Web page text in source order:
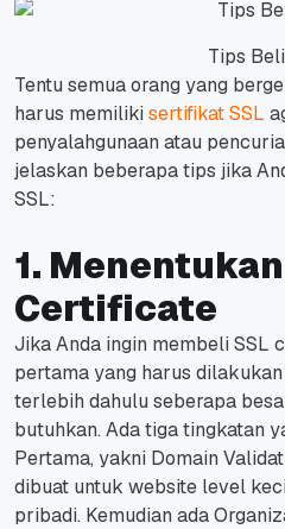
Tips
Tentu semua orang yang
harus memiliki sertifikat SSL
penyalahgunaan atau
jelaskan beberapa tips jika
SSL:
1.
Certificate
Jika Anda ingin membeli SSL
pertama yang harus
terlebih dahulu seberapa
butuhkan. Ada tiga tingkatan
Pertama, yakni Domain
dibuat untuk website level
pribadi. Kemudian ada